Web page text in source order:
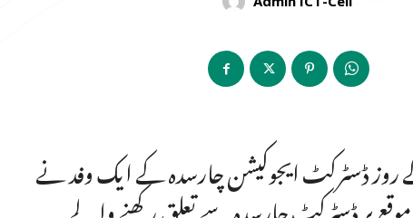
ڈسٹرکٹ ایجوکیشن چارسدہ کے ایک وفد نے